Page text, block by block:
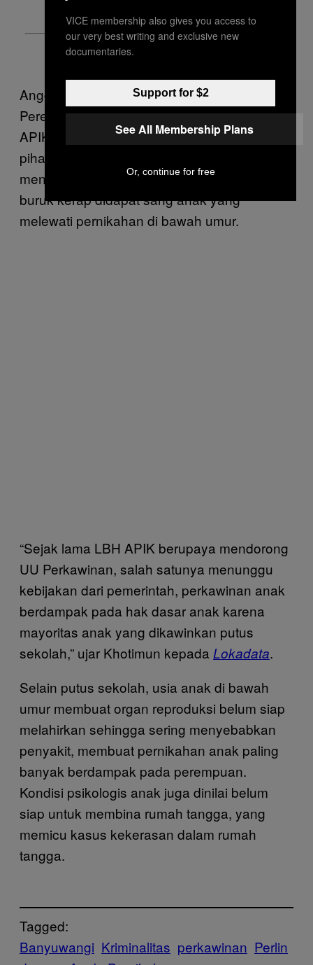
Anggota Lembaga Bantuan Hukum Asosiasi
Perempuan Indonesia untuk Keadilan (LBH
APIK) Khotimun Sutanti mengatakan
pihaknya terus melakukan advokasi untuk
menekan laju pernikahan anak. Dampak
buruk kerap didapat sang anak yang
melewati pernikahan di bawah umur.
“Sejak lama LBH APIK berupaya mendorong
UU Perkawinan, salah satunya menunggu
kebijakan dari pemerintah, perkawinan anak
berdampak pada hak dasar anak karena
mayoritas anak yang dikawinkan putus
sekolah,” ujar Khotimun kepada Lokadata.
Selain putus sekolah, usia anak di bawah
umur membuat organ reproduksi belum siap
melahirkan sehingga sering menyebabkan
penyakit, membuat pernikahan anak paling
banyak berdampak pada perempuan.
Kondisi psikologis anak juga dinilai belum
siap untuk membina rumah tangga, yang
memicu kasus kekerasan dalam rumah
tangga.
Tagged:
Banyuwangi Kriminalitas perkawinan Perlin
VICE membership also gives you access to
our very best writing and exclusive new
documentaries.
Support for $2
See All Membership Plans
Or, continue for free